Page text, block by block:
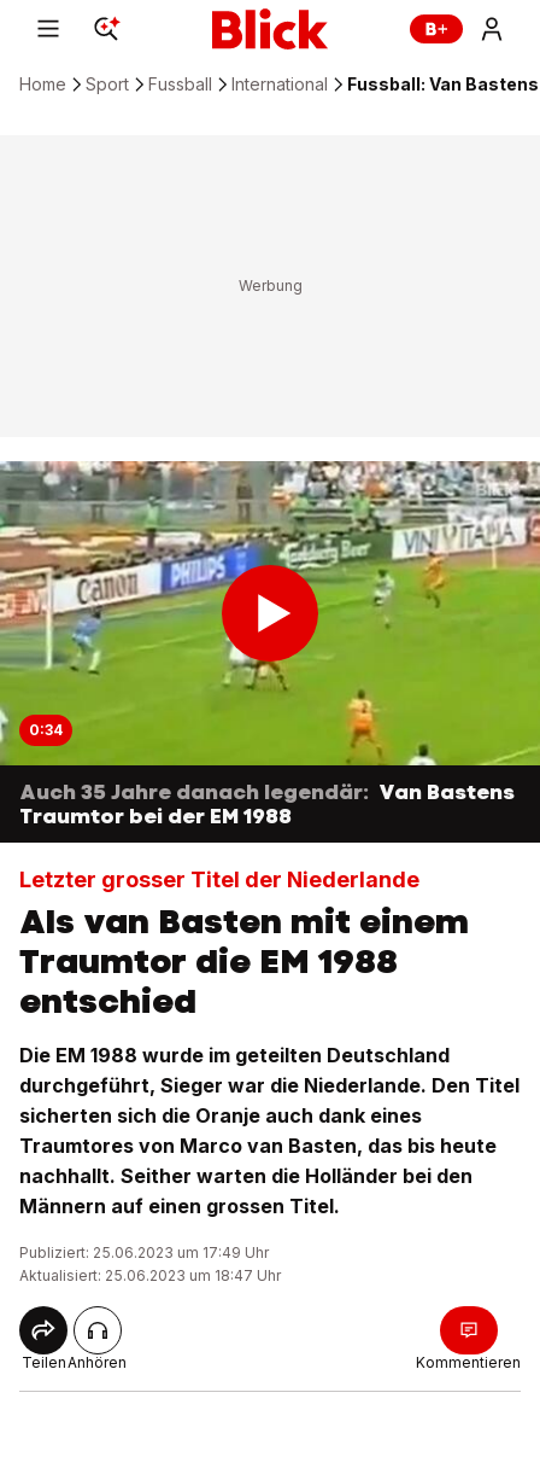
Home Sport Fussball International Fussball: Van
0:34
Auch 35 Jahre danach legendär: Van Bastens
Traumtor bei der EM 1988
Letzter grosser Titel der Niederlande
Als van Basten mit einem
Traumtor die EM 1988
entschied
Die EM 1988 wurde im geteilten Deutschland
durchgeführt, Sieger war die Niederlande. Den Titel
sicherten sich die Oranje auch dank eines
Traumtores von Marco van Basten, das bis heute
nachhallt. Seither warten die Holländer bei den
Männern auf einen grossen Titel.
Publiziert: 25.06.2023 um 17:49 Uhr
Aktualisiert: 25.06.2023 um 18:47 Uhr
TeilenAnhören Kommentieren